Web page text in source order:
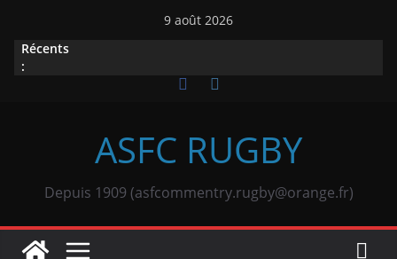
contenu
9 août 2026
Récents
:
ASFC RUGBY
Depuis 1909 (asfcommentry.rugby@orange.fr)